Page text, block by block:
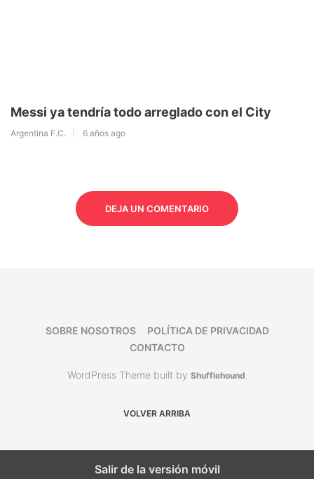
Messi ya tendría todo arreglado con el City
Argentina F.C. 6 años ago
DEJA UN COMENTARIO
SOBRE NOSOTROS
POLÍTICA DE PRIVACIDAD
CONTACTO
WordPress Theme built by Shufflehound.
VOLVER ARRIBA
Salir de la versión móvil